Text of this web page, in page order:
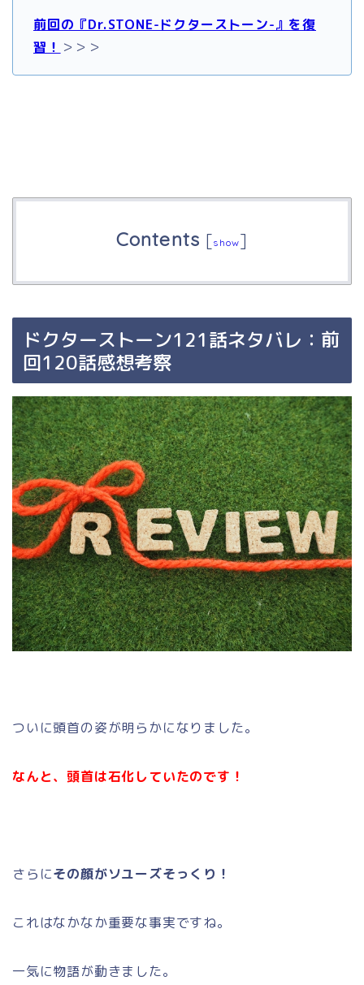
前回の『Dr.STONE-ドクターストーン-』を復
習！ ＞＞＞
Contents [show]
ドクターストーン121話ネタバレ：前
回120話感想考察
ついに頭首の姿が明らかになりました。
なんと、頭首は石化していたのです！
さらにその顔がソユーズそっくり！
これはなかなか重要な事実ですね。
一気に物語が動きました。